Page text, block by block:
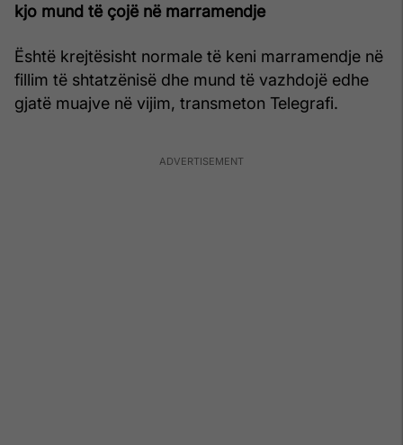
kjo mund të çojë në marramendje
Është krejtësisht normale të keni marramendje në
fillim të shtatzënisë dhe mund të vazhdojë edhe
gjatë muajve në vijim, transmeton Telegrafi.